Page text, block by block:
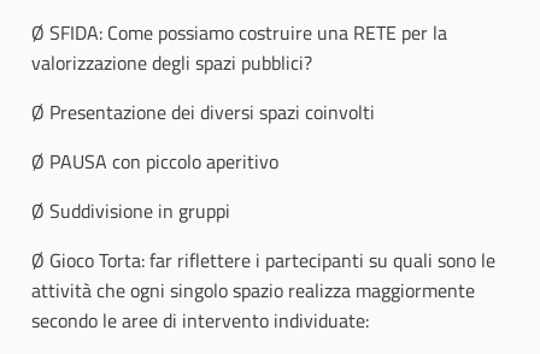
Ø SFIDA: Come possiamo costruire una RETE per la
valorizzazione degli spazi pubblici?
Ø Presentazione dei diversi spazi coinvolti
Ø PAUSA con piccolo aperitivo
Ø Suddivisione in gruppi
Ø Gioco Torta: far riflettere i partecipanti su quali sono le
attività che ogni singolo spazio realizza maggiormente
secondo le aree di intervento individuate: